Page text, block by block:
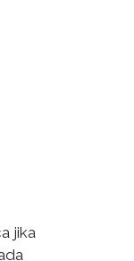
jika